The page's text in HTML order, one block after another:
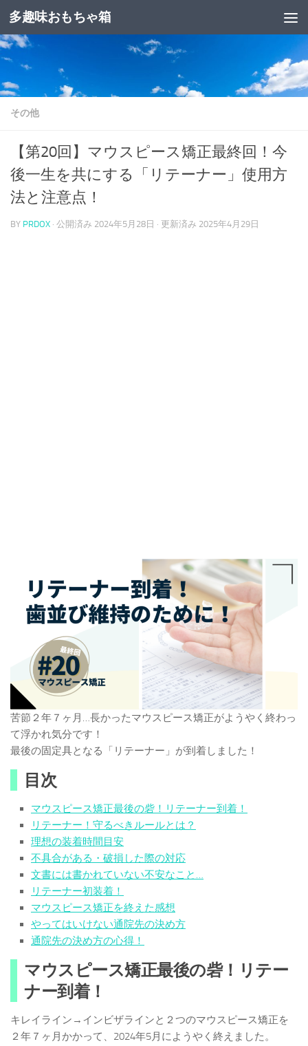
コンテンツへスキップ
多趣味おもちゃ箱
その他
【第20回】マウスピース矯正最終回！今
後一生を共にする「リテーナー」使用方
法と注意点！
BY PRDOX · 公開済み 2024年5月28日 · 更新済み 2025年4月29日
苦節２年７ヶ月…長かったマウスピース矯正がようやく終わっ
て浮かれ気分です！
最後の固定具となる「リテーナー」が到着しました！
目次
マウスピース矯正最後の砦！リテーナー到着！
リテーナー！守るべきルールとは？
理想の装着時間目安
不具合がある・破損した際の対応
文書には書かれていない不安なこと…
リテーナー初装着！
マウスピース矯正を終えた感想
やってはいけない通院先の決め方
通院先の決め方の心得！
マウスピース矯正最後の砦！リテー
ナー到着！
キレイライン→インビザラインと２つのマウスピース矯正を
２年７ヶ月かかって、2024年5月にようやく終えました。